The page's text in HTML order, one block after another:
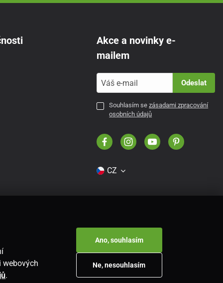
Akce a novinky e-
mailem
Odeslat
Souhlasím sezásadami zpracování
osobních údajů
CZ
webových
.
Ne, nesouhlasím
Ano, souhlasím